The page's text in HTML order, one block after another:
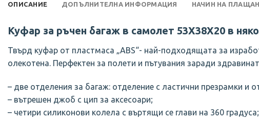
ОПИСАНИЕ ДОПЪЛНИТЕЛНА ИНФОРМАЦИЯ НАЧИН НА
Куфар за ръчен багаж в самолет 53X38X20 в
Твърд куфар от пластмаса „ABS“- най-подходящата за
олекотена. Перфектен за полети и пътувания заради
– две отделения за багаж: отделение с ластични презрамки и
– вътрешен джоб с цип за аксесоари;
– четири силиконови колела с въртящи се глави на 360 градуса;